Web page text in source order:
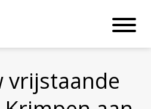
vrijstaande